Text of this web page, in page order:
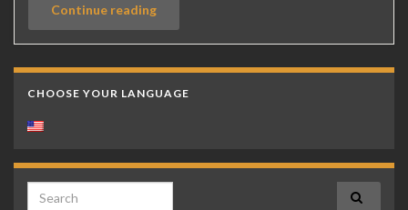
Continue reading
CHOOSE YOUR LANGUAGE
Search for: